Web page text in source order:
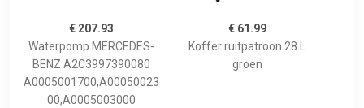
€ 207.93
Waterpomp MERCEDES-
BENZ A2C3997390080
A0005001700,A00050023
00,A0005003000
€ 61.99
Koffer ruitpatroon 28 L
groen